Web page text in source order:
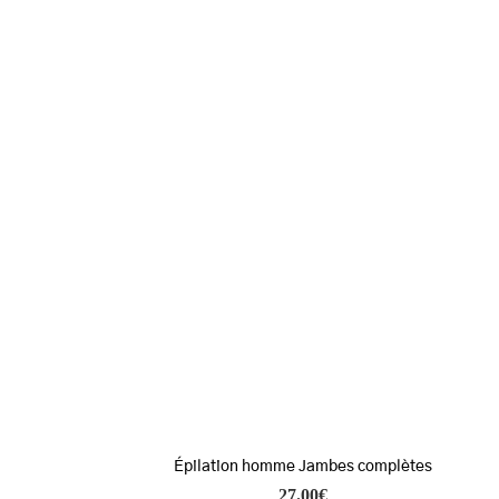
Épilation homme Jambes complètes